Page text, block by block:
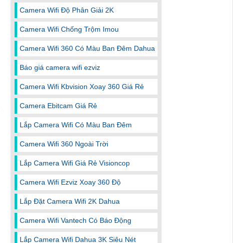
Camera Wifi Độ Phân Giải 2K
Camera Wifi Chống Trộm Imou
Camera Wifi 360 Có Màu Ban Đêm Dahua
Báo giá camera wifi ezviz
Camera Wifi Kbvision Xoay 360 Giá Rẻ
Camera Ebitcam Giá Rẻ
Lắp Camera Wifi Có Màu Ban Đêm
Camera Wifi 360 Ngoài Trời
Lắp Camera Wifi Giá Rẻ Visioncop
Camera Wifi Ezviz Xoay 360 Độ
Lắp Đặt Camera Wifi 2K Dahua
Camera Wifi Vantech Có Báo Động
Lắp Camera Wifi Dahua 3K Siêu Nét